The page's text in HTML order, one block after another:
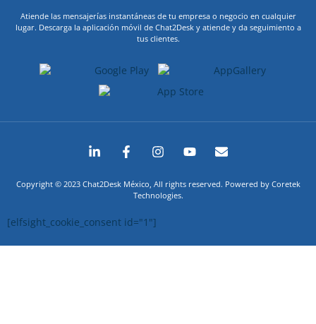
Atiende las mensajerías instantáneas de tu empresa o negocio en cualquier
lugar. Descarga la aplicación móvil de Chat2Desk y atiende y da seguimiento a
tus clientes.
Copyright © 2023 Chat2Desk México, All rights reserved. Powered by Coretek
Technologies.
[elfsight_cookie_consent id="1"]